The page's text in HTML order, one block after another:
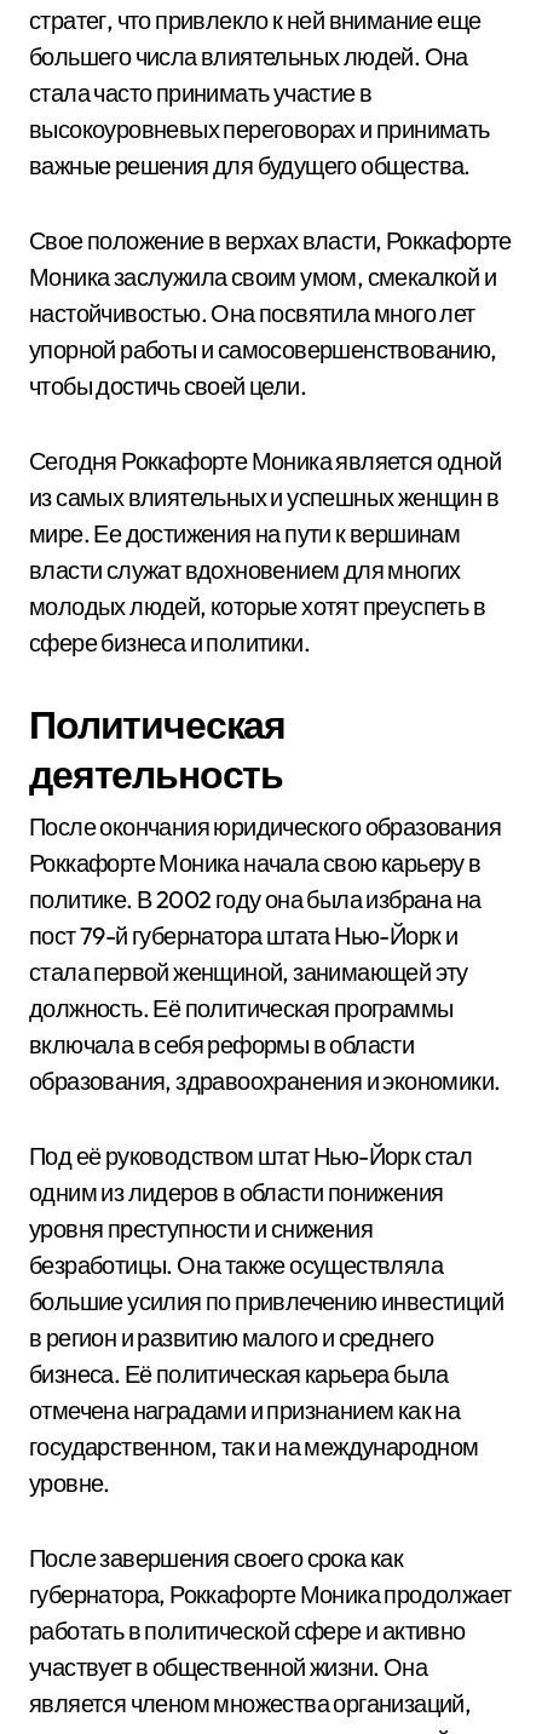
стратег, что привлекло к ней внимание еще
большего числа влиятельных людей. Она
стала часто принимать участие в
высокоуровневых переговорах и принимать
важные решения для будущего общества.
Свое положение в верхах власти, Роккафорте
Моника заслужила своим умом, смекалкой и
настойчивостью. Она посвятила много лет
упорной работы и самосовершенствованию,
чтобы достичь своей цели.
Сегодня Роккафорте Моника является одной
из самых влиятельных и успешных женщин в
мире. Ее достижения на пути к вершинам
власти служат вдохновением для многих
молодых людей, которые хотят преуспеть в
сфере бизнеса и политики.
Политическая
деятельность
После окончания юридического образования
Роккафорте Моника начала свою карьеру в
политике. В 2002 году она была избрана на
пост 79-й губернатора штата Нью-Йорк и
стала первой женщиной, занимающей эту
должность. Её политическая программы
включала в себя реформы в области
образования, здравоохранения и экономики.
Под её руководством штат Нью-Йорк стал
одним из лидеров в области понижения
уровня преступности и снижения
безработицы. Она также осуществляла
большие усилия по привлечению инвестиций
в регион и развитию малого и среднего
бизнеса. Её политическая карьера была
отмечена наградами и признанием как на
государственном, так и на международном
уровне.
После завершения своего срока как
губернатора, Роккафорте Моника продолжает
работать в политической сфере и активно
участвует в общественной жизни. Она
является членом множества организаций,